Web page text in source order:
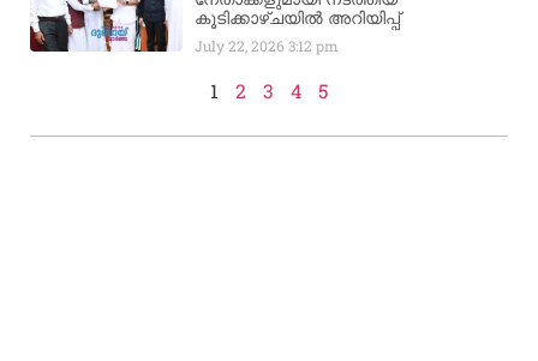
കൂടിക്കാഴ്ചയിൽ അറിയിപ്പ്
July 22, 20263:12 pm
1 2 3 4 5